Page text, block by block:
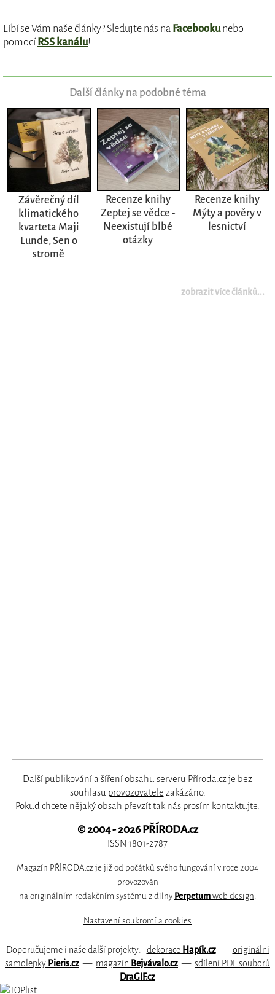
Líbí se Vám naše články? Sledujte nás na Facebookunebo
pomocí RSS kanálu!
Další články na podobné téma
Závěrečný díl
klimatického
kvarteta Maji
Lunde, Sen o
stromě
Recenze knihy
Zeptej se vědce -
Neexistují blbé
otázky
Recenze knihy
Mýty a pověry v
lesnictví
zobrazit více článků...
Další publikování a šíření obsahu serveru Příroda.cz je bez
souhlasu provozovatele zakázáno.
Pokud chcete nějaký obsah převzít tak nás prosím kontaktujte.
© 2004 - 2026PŘÍRODA.cz
ISSN 1801-2787
Magazín PŘÍRODA.cz je již od počátků svého fungování v roce 2004
provozován
na originálním redakčním systému z dílny Perpetum web design
Nastavení soukromí a cookies
Doporučujeme i naše další projekty: dekorace Hapík.cz— originální
samolepky Pieris.cz — magazín Bejvávalo.cz — sdílení PDF souborů
DraGIF.cz